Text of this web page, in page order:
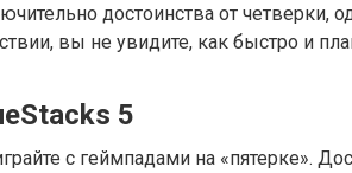
достоинства от
вы не увидите, как быстро и
5
с геймпадами на «пятерке».